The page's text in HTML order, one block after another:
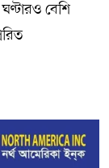
বেশি